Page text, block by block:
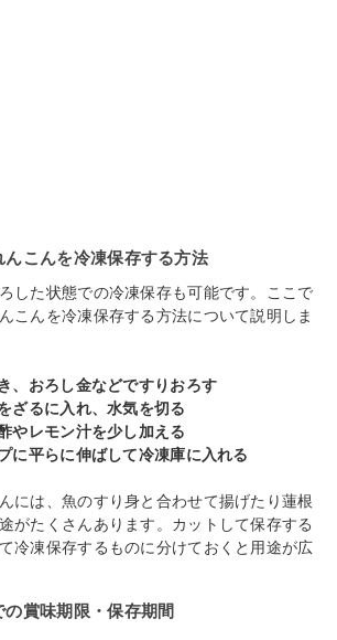
こんを冷凍保存する方法
した状態での冷凍保存も可能です。ここで
こんを冷凍保存する方法について説明しま
、おろし金などですりおろす
ざるに入れ、水気を切る
やレモン汁を少し加える
に平らに伸ばして冷凍庫に入れる
には、魚のすり身と合わせて揚げたり蓮根
がたくさんあります。カットして保存する
冷凍保存するものに分けておくと用途が広
賞味期限・保存期間